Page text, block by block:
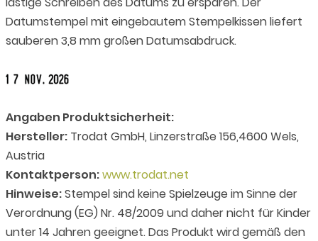
Datumstempel mit eingebautem Stempelkissen liefert
sauberen 3,8 mm großen Datumsabdruck.
Angaben Produktsicherheit:
Hersteller: Trodat GmbH, Linzerstraße 156,4600 Wels,
Austria
Kontaktperson:www.trodat.net
Hinweise:Stempel sind keine Spielzeuge im Sinne der
Verordnung (EG) Nr. 48/2009 und daher nicht für Kinder
unter 14 Jahren geeignet. Das Produkt wird gemäß den